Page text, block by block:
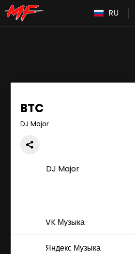
RU
BTC
DJ Major
DJ Major
VK Музыка
Яндекс Музыка